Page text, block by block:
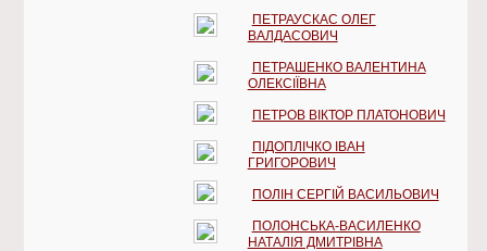
ПЕТРАУСКАС ОЛЕГ
ВАЛДАСОВИЧ
ПЕТРАШЕНКО ВАЛЕНТИНА
ОЛЕКСІЇВНА
ПЕТРОВ ВІКТОР ПЛАТОНОВИЧ
ПІДОПЛІЧКО ІВАН
ГРИГОРОВИЧ
ПОЛІН СЕРГІЙ ВАСИЛЬОВИЧ
ПОЛОНСЬКА-ВАСИЛЕНКО
НАТАЛІЯ ДМИТРІВНА